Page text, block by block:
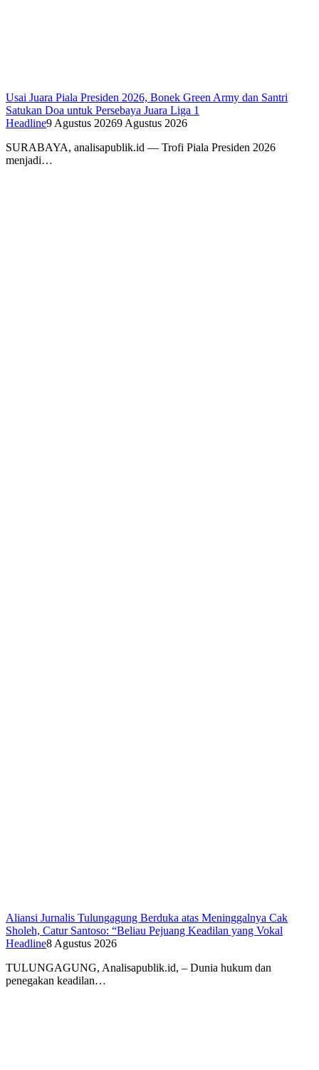
Usai Juara Piala Presiden 2026, Bonek Green Army dan Santri
Satukan Doa untuk Persebaya Juara Liga 1
Headline9 Agustus 20269 Agustus 2026
SURABAYA, analisapublik.id — Trofi Piala Presiden 2026
menjadi…
Aliansi Jurnalis Tulungagung Berduka atas Meninggalnya Cak
Sholeh, Catur Santoso: “Beliau Pejuang Keadilan yang Vokal
Headline8 Agustus 2026
​TULUNGAGUNG, Analisapublik.id, – Dunia hukum dan
penegakan keadilan…